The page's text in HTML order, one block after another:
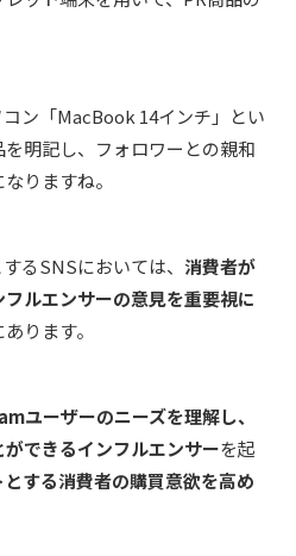
ン「MacBook 14インチ」とい
明記し、フォロワーとの親和
りますね。
るSNSにおいては、 消費者が
ルエンサーの意見を重要視に
あります。
ユーザーのニーズを理解し、
できるインフルエンサーを起
する消費者の購買意欲を高め